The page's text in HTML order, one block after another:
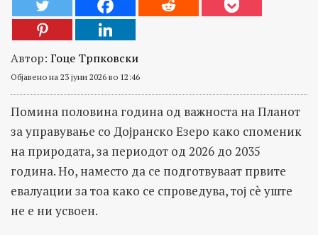
Автор: Гоце Трпковски
Објавено на 23 јуни 2026 во 12:46
Помина половина година од важноста на Планот
за управување со Дојранско Езеро како споменик
на природата, за периодот од 2026 до 2035
година. Но, наместо да се подготвуваат првите
евалуации за тоа како се спроведува, тој сè уште
не е ни усвоен.